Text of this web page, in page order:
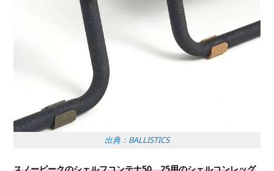
出典：BALLISTICS